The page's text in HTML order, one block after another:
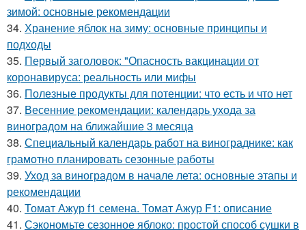
зимой: основные рекомендации
34. Хранение яблок на зиму: основные принципы и
подходы
35. Первый заголовок: "Опасность вакцинации от
коронавируса: реальность или мифы
36. Полезные продукты для потенции: что есть и что нет
37. Весенние рекомендации: календарь ухода за
виноградом на ближайшие 3 месяца
38. Специальный календарь работ на винограднике: как
грамотно планировать сезонные работы
39. Уход за виноградом в начале лета: основные этапы и
рекомендации
40. Томат Ажур f1 семена. Томат Ажур F1: описание
41. Сэкономьте сезонное яблоко: простой способ сушки в